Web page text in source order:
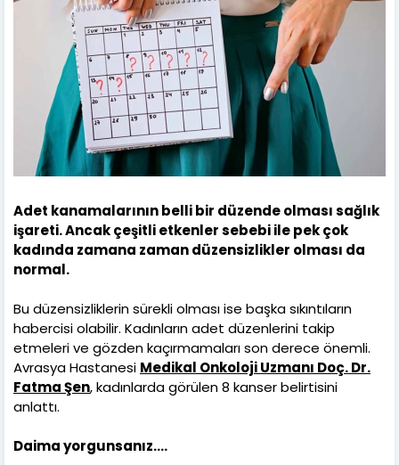
Adet kanamalarının belli bir düzende olması sağlık
işareti. Ancak çeşitli etkenler sebebi ile pek çok
kadında zamana zaman düzensizlikler olması da
normal.
Bu düzensizliklerin sürekli olması ise başka sıkıntıların
habercisi olabilir. Kadınların adet düzenlerini takip
etmeleri ve gözden kaçırmamaları son derece önemli.
Avrasya Hastanesi Medikal Onkoloji Uzmanı Doç. Dr.
Fatma Şen, kadınlarda görülen 8 kanser belirtisini
anlattı.
Daima yorgunsanız….